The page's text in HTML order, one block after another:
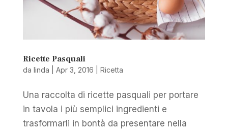
Ricette Pasquali
da linda Apr 3, 2016 Ricetta
Una raccolta di ricette pasquali per portare
in tavola i più semplici ingredienti e
trasformarli in bontà da presentare nella